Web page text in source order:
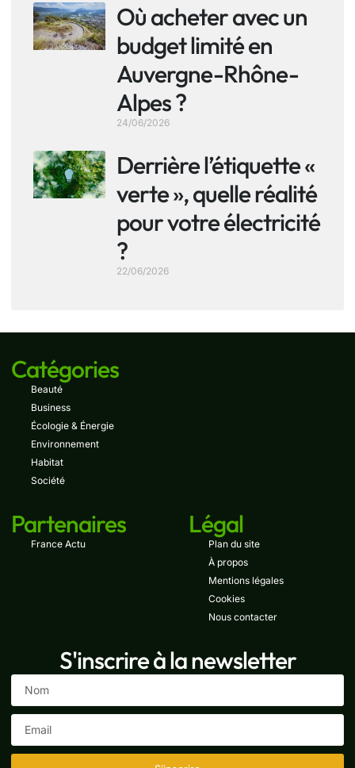
Où acheter avec un
budget limité en
Auvergne-Rhône-
Alpes ?
24/06/2026
Derrière l’étiquette «
verte », quelle réalité
pour votre électricité
?
22/06/2026
Catégories
Beauté
Business
Écologie & Énergie
Environnement
Habitat
Société
Partenaires
France Actu
Légal
Plan du site
À propos
Mentions légales
Cookies
Nous contacter
S'inscrire à la newsletter